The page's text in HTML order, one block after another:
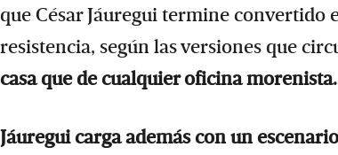
que César Jáuregui termine convertido
resistencia, según las versiones que
casa que de cualquier oficina morenista.
Jáuregui carga además con un